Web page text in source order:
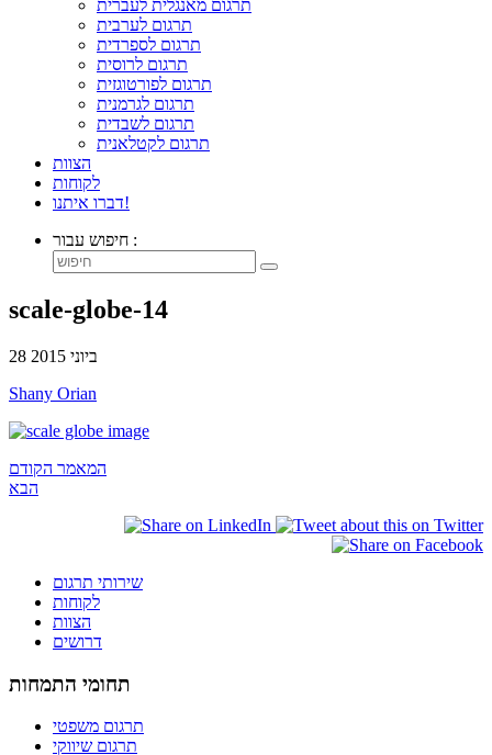
תרגום מאנגלית לעברית
תרגום לערבית
תרגום לספרדית
תרגום לרוסית
תרגום לפורטוגזית
תרגום לגרמנית
תרגום לשבדית
תרגום לקטלאנית
הצוות
לקוחות
דברו איתנו!
חיפוש עבור :
scale-globe-14
28 ביוני 2015
Shany Orian
המאמר הקודם
הבא
שירותי תרגום
לקוחות
הצוות
דרושים
תחומי התמחות
תרגום משפטי
תרגום שיווקי